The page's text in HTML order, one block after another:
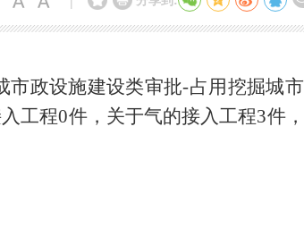
市政设施建设类审批-占用挖掘城
工程0件，关于气的接入工程3件